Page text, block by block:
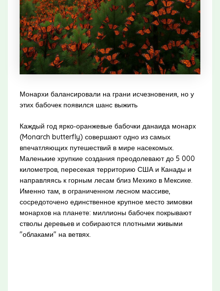
Монархи балансировали на грани исчезновения, но у
этих бабочек появился шанс выжить
Каждый год ярко‑оранжевые бабочки данаида монарх
(Monarch butterfly) совершают одно из самых
впечатляющих путешествий в мире насекомых.
Маленькие хрупкие создания преодолевают до 5 000
километров, пересекая территорию США и Канады и
направляясь к горным лесам близ Мехико в Мексике.
Именно там, в ограниченном лесном массиве,
сосредоточено единственное крупное место зимовки
монархов на планете: миллионы бабочек покрывают
стволы деревьев и собираются плотными живыми
"облаками" на ветвях.